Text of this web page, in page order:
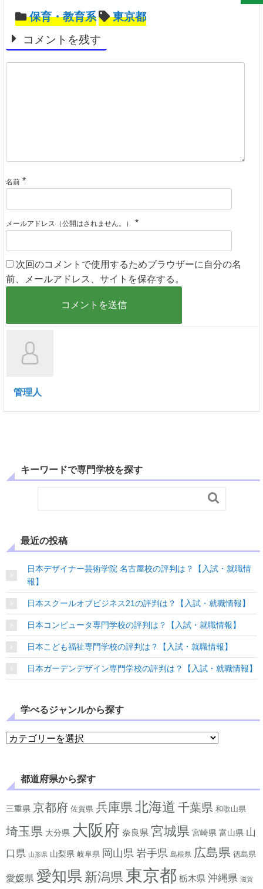
保育・教育系
東京都
コメントを残す
名前 *
メールアドレス（公開はされません。） *
次回のコメントで使用するためブラウザーに自分の名
前、メールアドレス、サイトを保存する。
管理人
キーワードで専門学校を探す

最近の投稿
日本デザイナー芸術学院 名古屋校の評判は？【入試・就職情
報】
日本スクールオブビジネス21の評判は？【入試・就職情報】
日本コンピュータ専門学校の評判は？【入試・就職情報】
日本こども福祉専門学校の評判は？【入試・就職情報】
日本ガーデンデザイン専門学校の評判は？【入試・就職情報】
学べるジャンルから探す
学べるジャンルから探す
都道府県から探す
三重県 京都府 佐賀県 兵庫県 北海道 千葉県 和歌山県
埼玉県 大分県 大阪府 奈良県 宮城県 宮崎県 富山県 山
口県 山形県 山梨県 岐阜県 岡山県 岩手県 島根県 広島県 徳島県
愛媛県 愛知県 新潟県 東京都 栃木県 沖縄県 滋賀